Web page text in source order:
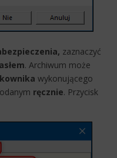
zaznaczyć
. Archiwum może
wykonującego
ręcznie. Przycisk